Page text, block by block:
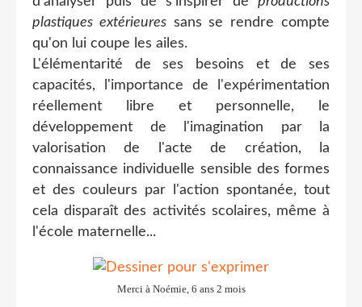
plastiques extérieuressans se rendre compte
qu'on lui coupe les ailes.
L'élémentarité de ses besoins et de ses
capacités, l'importance de l'expérimentation
réellement libre et personnelle, le
développement de l'imagination par la
valorisation de l'acte de création, la
connaissance individuelle sensible des formes
et des couleurs par l'action spontanée, tout
cela disparaît des activités scolaires, même à
l'école maternelle...
Merci à Noémie, 6 ans 2 mois